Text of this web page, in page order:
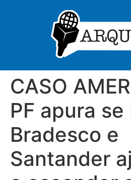
CASO
PF apura se
Bradesco e
Santander